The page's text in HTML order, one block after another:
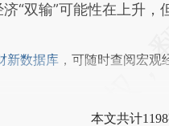
“双输”可能性在上升，
新数据库 ，可随时查阅宏观
本文共计